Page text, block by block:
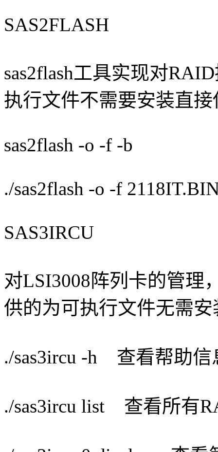
SAS2FLASH
sas2flash工具实现对
执行文件不需要安装直
sas2flash -o -f -b
./sas2flash -o -f
SAS3IRCU
对LSI3008阵列卡的管理
供的为可执行文件无需安
./sas3ircu -h 查看帮助信
./sas3ircu list 查看所有